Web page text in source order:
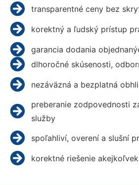
transparentné ceny bez
korektný a ľudský prístup
garancia dodania
dlhoročné skúsenosti,
nezáväzná a bezplatná
preberanie zodpovednosti
služby
spoľahliví, overení a slušní
korektné riešenie